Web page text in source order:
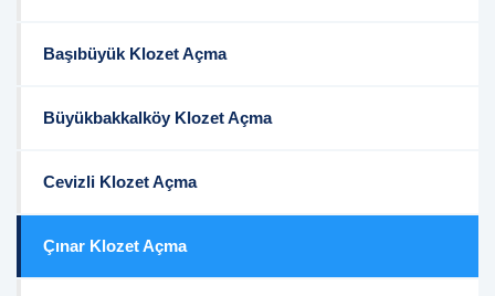
Başıbüyük Klozet Açma
Büyükbakkalköy Klozet Açma
Cevizli Klozet Açma
Çınar Klozet Açma